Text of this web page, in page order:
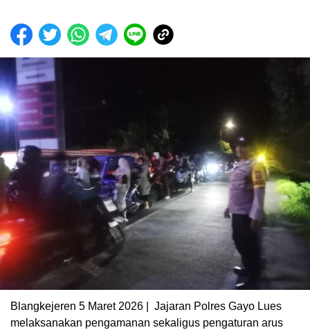
Blangkejeren 5 Maret 2026 | Jajaran Polres Gayo Lues
melaksanakan pengamanan sekaligus pengaturan arus